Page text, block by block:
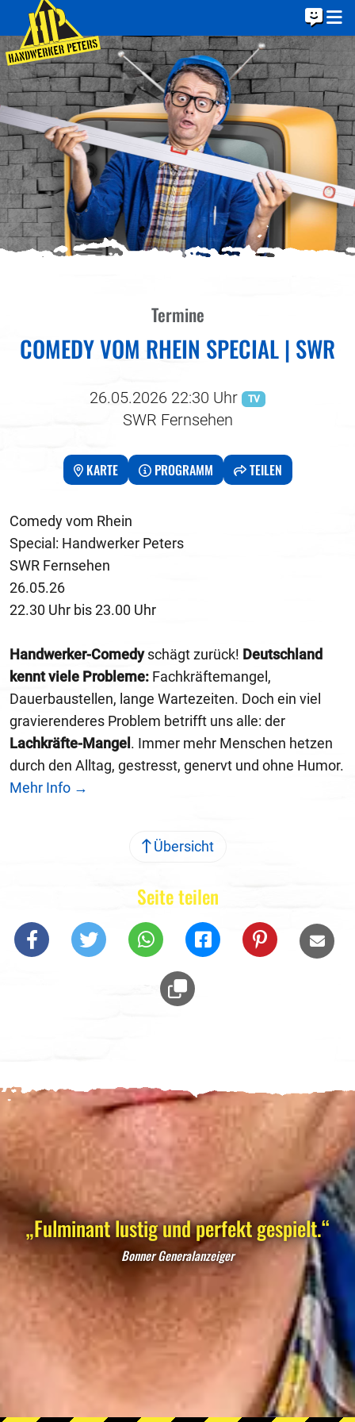
Termine
COMEDY VOM RHEIN SPECIAL | SWR
26.05.2026 22:30 Uhr TV
SWR Fernsehen
KARTE PROGRAMM TEILEN
Comedy vom Rhein
Special: Handwerker Peters
SWR Fernsehen
26.05.26
22.30 Uhr bis 23.00 Uhr
Handwerker-Comedyschägt zurück! Deutschland
kennt viele Probleme: Fachkräftemangel,
Dauerbaustellen, lange Wartezeiten. Doch ein viel
gravierenderes Problem betrifft uns alle: der
Lachkräfte-Mangel . Immer mehr Menschen hetzen
durch den Alltag, gestresst, genervt und ohne Humor.
Mehr Info →
Übersicht
Seite teilen
„Fulminant lustig und perfekt gespielt.“
Bonner Generalanzeiger